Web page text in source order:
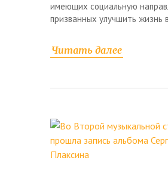
имеющих социальную
призванных улучшить жизнь
Читать далее